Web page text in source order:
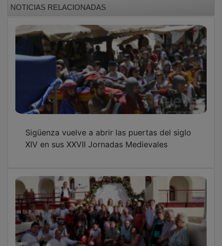
Los Arcos de San Juan vuelven a llenar
Sigüenza de tradición
El Auditorio de Valdeluz retransmitirá en
directo y de forma gratuita la ópera 'Romeo
y Julieta' del Teatro Real